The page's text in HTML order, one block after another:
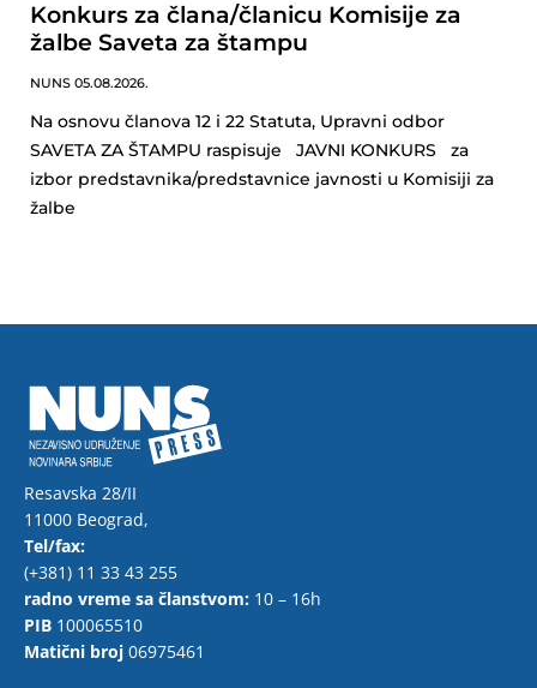
Konkurs za člana/članicu Komisije za
žalbe Saveta za štampu
NUNS 05.08.2026.
Na osnovu članova 12 i 22 Statuta, Upravni odbor
SAVETA ZA ŠTAMPU raspisuje JAVNI KONKURS za
izbor predstavnika/predstavnice javnosti u Komisiji za
žalbe
Resavska 28/II
11000 Beograd,
Tel/fax:
(+381) 11 33 43 255
radno vreme sa članstvom: 10 – 16h
PIB 100065510
Matični broj 06975461